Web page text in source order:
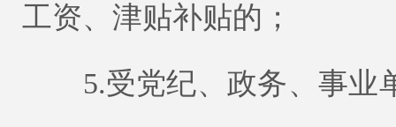
工资、津贴补贴的；
5.受党纪、政务、事业